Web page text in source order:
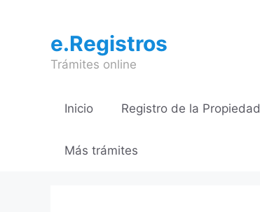
contenidoe.Registros
Trámites online
Inicio Registro de la Propiedad
Más trámites